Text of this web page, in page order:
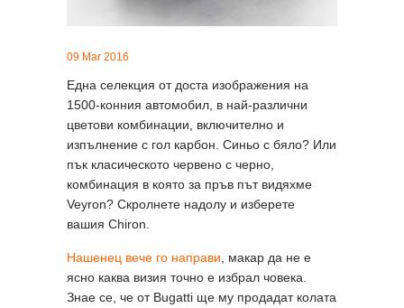
09 Mar 2016
Една селекция от доста изображения на
1500-конния автомобил, в най-различни
цветови комбинации, включително и
изпълнение с гол карбон. Синьо с бяло? Или
пък класическото червено с черно,
комбинация в която за пръв път видяхме
Veyron? Скролнете надолу и изберете
вашия Chiron.
Нашенец вече го направи , макар да не е
ясно каква визия точно е избрал човека.
Знае се, че от Bugatti ще му продадат колата